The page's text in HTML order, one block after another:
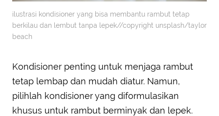
ilustrasi kondisioner yang bisa membantu rambut tetap
berkilau dan lembut tanpa lepek//copyright unsplash/taylor
beach
Kondisioner penting untuk menjaga rambut
tetap lembap dan mudah diatur. Namun,
pilihlah kondisioner yang diformulasikan
khusus untuk rambut berminyak dan lepek.